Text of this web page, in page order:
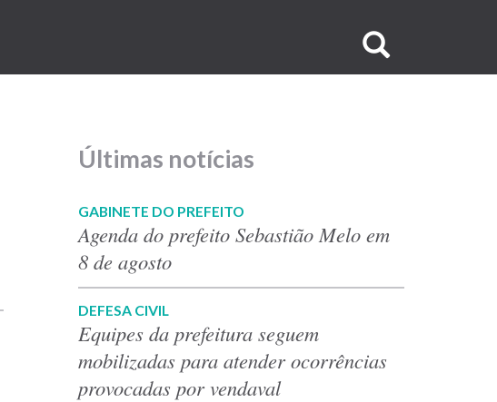
no
Últimas notícias
GABINETE DO PREFEITO
Agenda do prefeito Sebastião Melo em
8 de agosto
DEFESA CIVIL
Equipes da prefeitura seguem
mobilizadas para atender ocorrências
provocadas por vendaval